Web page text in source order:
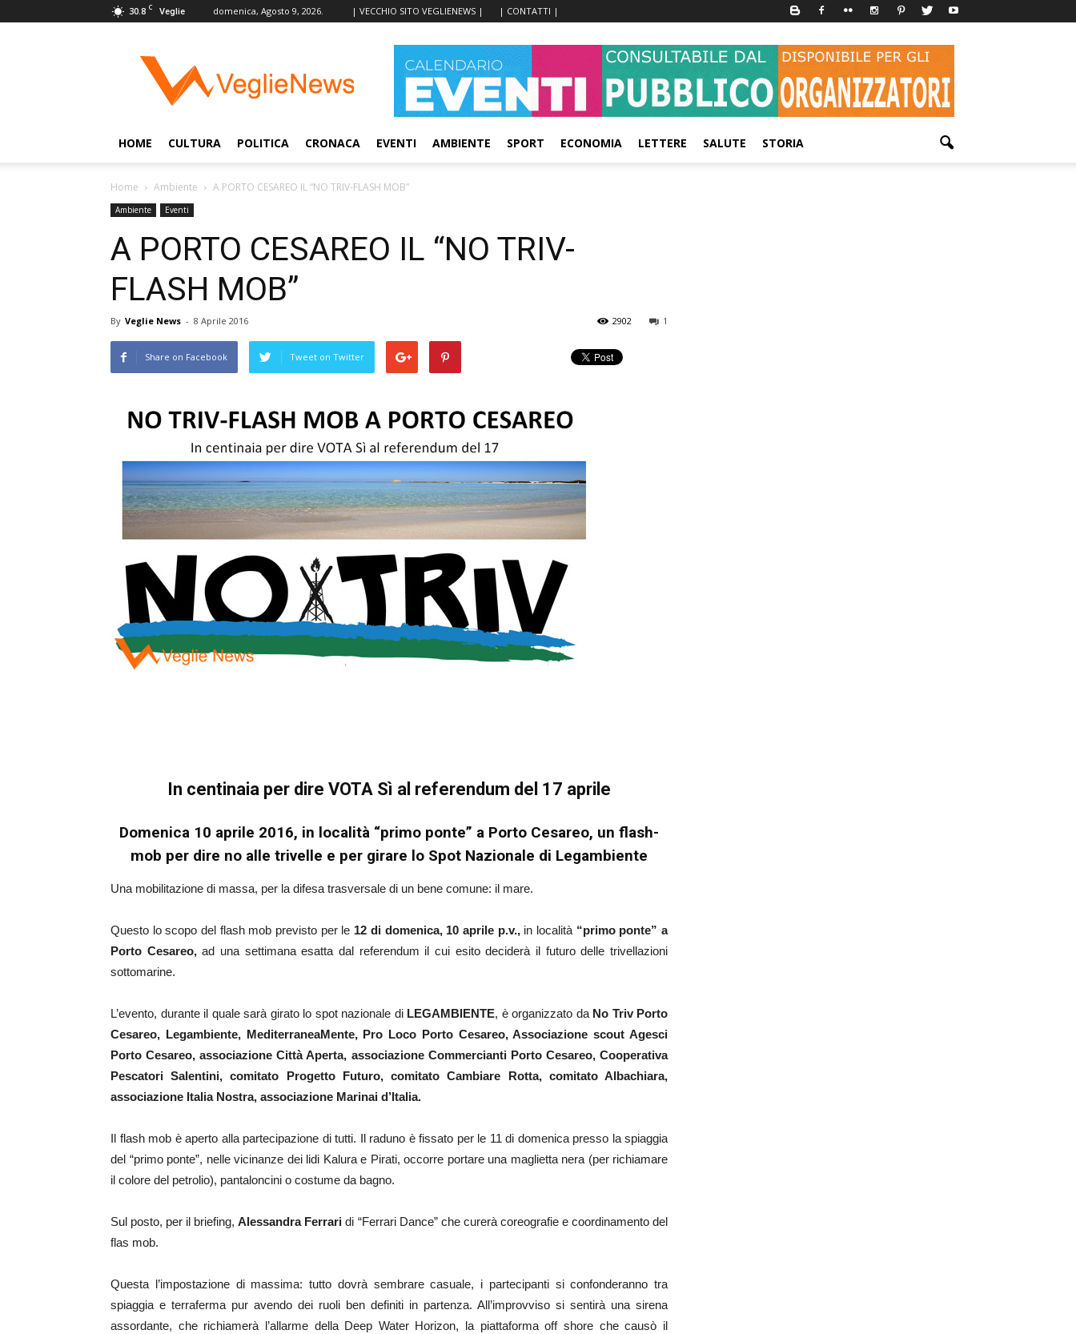
30.8 C Veglie domenica, Agosto 9, 2026. | VECCHIO SITO VEGLIENEWS | | CONTATTI |
VeglieNews
Veglie
nel
HOME
CULTURA POLITICA CRONACA EVENTI AMBIENTE SPORT ECONOMIA LETTERE SALUTE STORIA
Home Ambiente A PORTO CESAREO IL “NO TRIV-FLASH MOB”
Ambiente Eventi
A PORTO CESAREO IL “NO TRIV-
FLASH MOB”
By Veglie News - 8 Aprile 2016 1
2902
Share on Facebook Tweet on Twitter
In centinaia per dire VOTA Sì al referendum del 17 aprile
Domenica 10 aprile 2016, in località “primo ponte” a Porto Cesareo, un flash-
mob per dire no alle trivelle e per girare lo Spot Nazionale di Legambiente
Una mobilitazione di massa, per la difesa trasversale di un bene comune: il mare.
Questo lo scopo del flash mob previsto per le 12 di domenica, 10 aprile p.v.,in località “primo ponte” a
Porto Cesareo,ad una settimana esatta dal referendum il cui esito deciderà il futuro delle trivellazioni
sottomarine.
L’evento, durante il quale sarà girato lo spot nazionale di LEGAMBIENTE, è organizzato daNo Triv Porto
Cesareo, Legambiente, MediterraneaMente, Pro Loco Porto Cesareo, Associazione scout Agesci
Porto Cesareo, associazione Città Aperta, associazione Commercianti Porto Cesareo, Cooperativa
Pescatori Salentini, comitato Progetto Futuro, comitato Cambiare Rotta, comitato Albachiara,
associazione Italia Nostra, associazione Marinai d’Italia.
Il flash mob è aperto alla partecipazione di tutti. Il raduno è fissato per le 11 di domenica presso la spiaggia
del “primo ponte”, nelle vicinanze dei lidi Kalura e Pirati, occorre portare una maglietta nera (per richiamare
il colore del petrolio), pantaloncini o costume da bagno.
Sul posto, per il briefing,Alessandra Ferrari di “Ferrari Dance” che curerà coreografie e coordinamento del
flas mob.
Questa l’impostazione di massima: tutto dovrà sembrare casuale, i partecipanti si confonderanno tra
spiaggia e terraferma pur avendo dei ruoli ben definiti in partenza. All’improvviso si sentirà una sirena
assordante, che richiamerà l’allarme della Deep Water Horizon, la piattaforma off shore che causò il